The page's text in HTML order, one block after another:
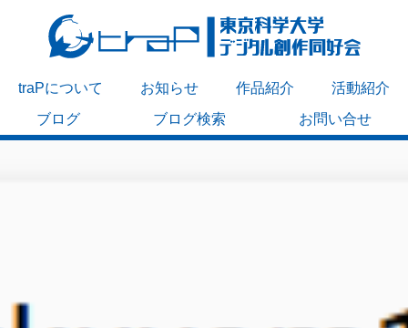
traPについて お知らせ 作品紹介
活動紹介
ブログ
ブログ検索 お問い合せ